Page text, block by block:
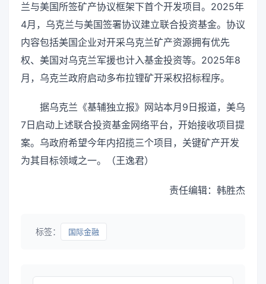
兰与美国所签矿产协议框架下首个开发项目。2025年
4月，乌克兰与美国签署协议建立联合投资基金。协议
内容包括美国企业对开采乌克兰矿产资源拥有优先
权、美国对乌克兰军援也计入基金投资等。2025年8
月，乌克兰政府启动多布拉锂矿开采权招标程序。
据乌克兰《基辅独立报》网站本月9日报道，美乌
7日启动上述联合投资基金网络平台，开始接收项目提
案。乌政府希望今年内招揽三个项目，关键矿产开发
为其目标领域之一。（王逸君）
责任编辑：韩胜杰
标签： 国际金融